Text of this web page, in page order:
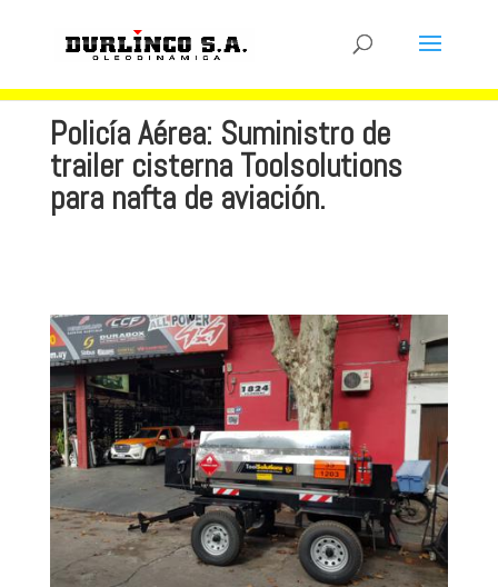
Policía Aérea: Suministro de
trailer cisterna Toolsolutions
para nafta de aviación.